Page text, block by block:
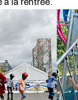
à la rentrée.